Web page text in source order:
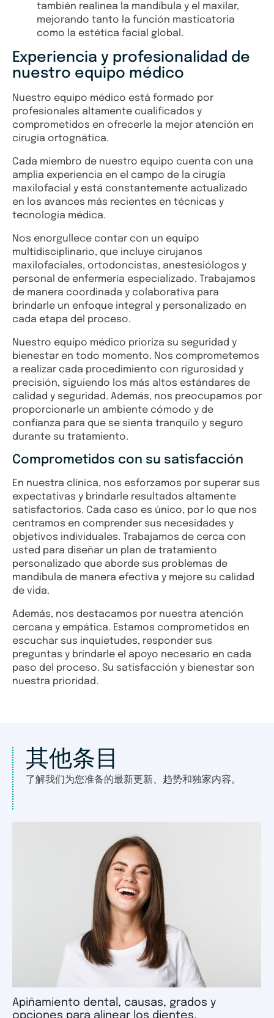
también realinea la mandíbula y el maxilar,
mejorando tanto la función masticatoria
como la estética facial global.
Experiencia y profesionalidad de
nuestro equipo médico
Nuestro equipo médico está formado por
profesionales altamente cualificados y
comprometidos en ofrecerle la mejor atención en
cirugía ortognática.
Cada miembro de nuestro equipo cuenta con una
amplia experiencia en el campo de la cirugía
maxilofacial y está constantemente actualizado
en los avances más recientes en técnicas y
tecnología médica.
Nos enorgullece contar con un equipo
multidisciplinario, que incluye cirujanos
maxilofaciales, ortodoncistas, anestesiólogos y
personal de enfermería especializado. Trabajamos
de manera coordinada y colaborativa para
brindarle un enfoque integral y personalizado en
cada etapa del proceso.
Nuestro equipo médico prioriza su seguridad y
bienestar en todo momento. Nos comprometemos
a realizar cada procedimiento con rigurosidad y
precisión, siguiendo los más altos estándares de
calidad y seguridad. Además, nos preocupamos por
proporcionarle un ambiente cómodo y de
confianza para que se sienta tranquilo y seguro
durante su tratamiento.
Comprometidos con su satisfacción
En nuestra clínica, nos esforzamos por superar sus
expectativas y brindarle resultados altamente
satisfactorios. Cada caso es único, por lo que nos
centramos en comprender sus necesidades y
objetivos individuales. Trabajamos de cerca con
usted para diseñar un plan de tratamiento
personalizado que aborde sus problemas de
mandíbula de manera efectiva y mejore su calidad
de vida.
Además, nos destacamos por nuestra atención
cercana y empática. Estamos comprometidos en
escuchar sus inquietudes, responder sus
preguntas y brindarle el apoyo necesario en cada
paso del proceso. Su satisfacción y bienestar son
nuestra prioridad.
其他条目
了解我们为您准备的最新更新、趋势和独家内容。
Apiñamiento dental, causas, grados y
opciones para alinear los dientes.